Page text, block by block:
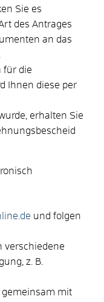
Sie es
des Antrages
an das
für die
Ihnen diese per
erhalten Sie
und folgen
verschiedene
z. B.
gemeinsam mit